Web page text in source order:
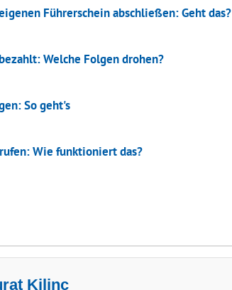
Führerschein abschließen: Geht das?
Welche Folgen drohen?
So geht's
Wie funktioniert das?
Kilinc